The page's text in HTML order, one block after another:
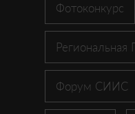
Фотоконкурс
Региональная
Форум СИИС